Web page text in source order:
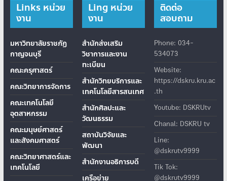
Links หน่วย
งาน
มหาวิทยาลัยราชภัฏ
กาญจนบุรี
คณะครุศาสตร์
คณะวิทยาการจัดการ
คณะเทคโนโลยี
อุตสาหกรรม
คณะมนุษย์ศาสตร์
และสังคมศาสตร์
คณะวิทยาศาสตร์และ
เทคโนโลยี
Ling หน่วย
งาน
สำนักส่งเสริม
วิชาการและงาน
ทะเบียน
สำนักวิทยบริการและ
เทคโนโลยีสารสนเทศ
สำนักศิลปะและ
วัฒนธรรม
สถาบันวิจัยและ
พัฒนา
สำนักงานอธิการบดี
เครือข่าย
ติดต่อ
สอบถาม
Phone: 034-
534073
Website:
https://dskru.kru.ac
.th
Youtube: DSKRUtv
Chanal: DSKRU tv
Line:
@dskrutv9999
Tik Tok:
@dskrutv9999